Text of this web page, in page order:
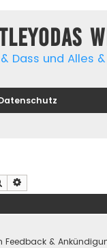
Dass und Alles
Suche
Feedback &